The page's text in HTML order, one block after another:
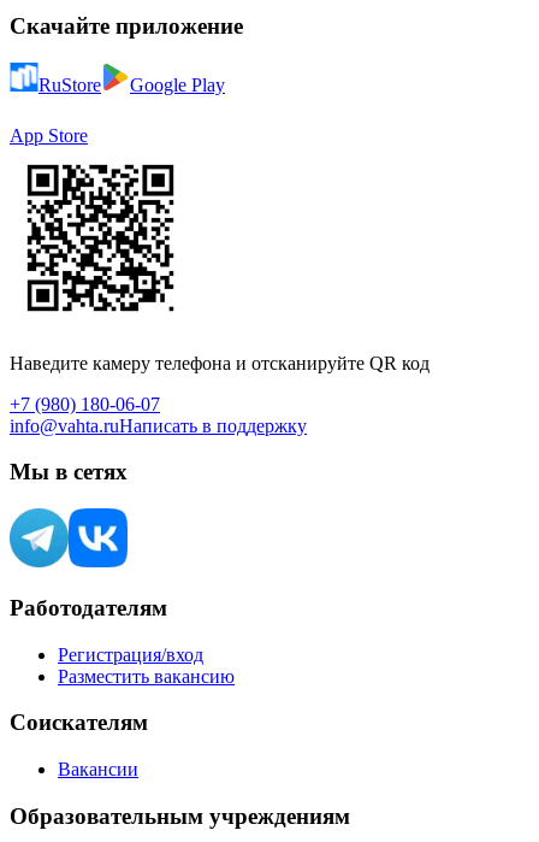
Скачайте приложение
RuStore Google Play
App Store
Наведите камеру телефона и отсканируйте QR код
+7 (980) 180-06-07
info@vahta.ruНаписать в поддержку
Мы в сетях
Работодателям
Регистрация/вход
Разместить вакансию
Соискателям
Вакансии
Образовательным учреждениям